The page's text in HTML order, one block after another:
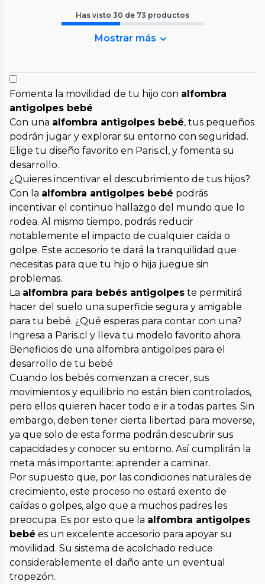
Has visto 30 de 73 productos
Mostrar más
Fomenta la movilidad de tu hijo con alfombra
antigolpes bebé
Con una alfombra antigolpes bebé, tus pequeños
podrán jugar y explorar su entorno con seguridad.
Elige tu diseño favorito en Paris.cl, y fomenta su
desarrollo.
¿Quieres incentivar el descubrimiento de tus hijos?
Con la alfombra antigolpes bebé podrás
incentivar el continuo hallazgo del mundo que lo
rodea. Al mismo tiempo, podrás reducir
notablemente el impacto de cualquier caída o
golpe. Este accesorio te dará la tranquilidad que
necesitas para que tu hijo o hija juegue sin
problemas.
La alfombra para bebés antigolpes te permitirá
hacer del suelo una superficie segura y amigable
para tu bebé. ¿Qué esperas para contar con una?
Ingresa a Paris.cl y lleva tu modelo favorito ahora.
Beneficios de una alfombra antigolpes para el
desarrollo de tu bebé
Cuando los bebés comienzan a crecer, sus
movimientos y equilibrio no están bien controlados,
pero ellos quieren hacer todo e ir a todas partes. Sin
embargo, deben tener cierta libertad para moverse,
ya que solo de esta forma podrán descubrir sus
capacidades y conocer su entorno. Así cumplirán la
meta más importante: aprender a caminar.
Por supuesto que, por las condiciones naturales de
crecimiento, este proceso no estará exento de
caídas o golpes, algo que a muchos padres les
preocupa. Es por esto que la alfombra antigolpes
bebé es un excelente accesorio para apoyar su
movilidad. Su sistema de acolchado reduce
considerablemente el daño ante un eventual
tropezón.